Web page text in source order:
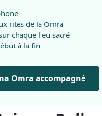
rites de la Omra
chaque lieu sacré
à la fin
Omra accompagné